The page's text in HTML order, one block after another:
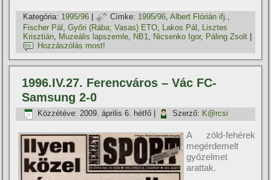
Kategória: 1995/96 | Címke: 1995/96,Albert Flórián ifj.,
Fischer Pál
,Győri (Rába; Vasas) ETO Lakos Pál
Lisztes
Krisztián
Muzeális lapszemle NB1 Nicsenko Igor, Páling Zsolt
Hozzászólás most!
1996.IV.27. Ferencváros – Vác FC-
Samsung 2-0
Közzétéve: 2009. április 6. hétfő Szerző: K@rcsi
A zöld-fehérek
megérdemelt
győzelmet
arattak.